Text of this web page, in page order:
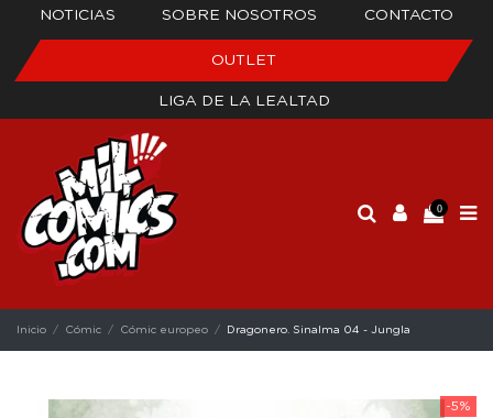
NOTICIAS SOBRE NOSOTROS CONTACTO
OUTLET
LIGA DE LA LEALTAD
0
Inicio Cómic Cómic europeo Dragonero. Sinalma 04 - Jungla
-5%